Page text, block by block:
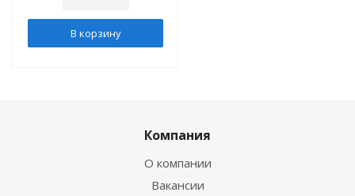
В корзину
Компания
О компании
Вакансии